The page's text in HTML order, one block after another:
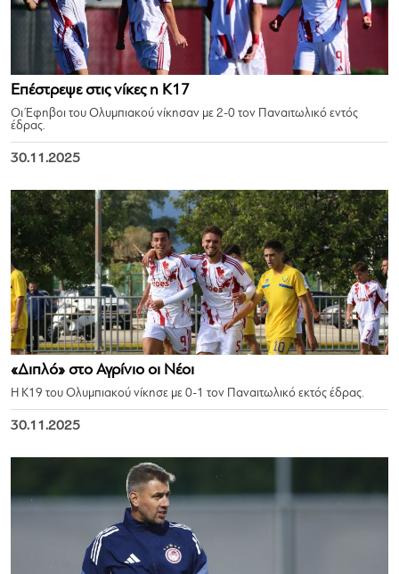
Επέστρεψε στις νίκες η Κ17
Οι Έφηβοι του Ολυμπιακού νίκησαν με 2-0 τον Παναιτωλικό εντός
έδρας.
30.11.2025
«Διπλό» στο Αγρίνιο οι Νέοι
Η Κ19 του Ολυμπιακού νίκησε με 0-1 τον Παναιτωλικό εκτός έδρας.
30.11.2025